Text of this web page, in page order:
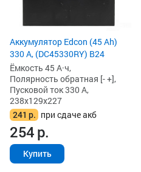
Аккумулятор Edcon (45 Ah)
330 А, (DC45330RY) B24
Ёмкость 45 А·ч,
Полярность обратная [- +],
Пусковой ток 330 А,
238x129x227
241 р. при сдаче акб
254р.
Купить